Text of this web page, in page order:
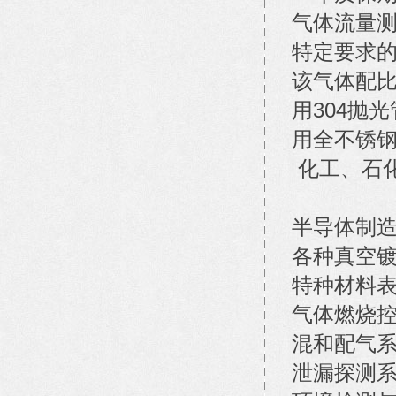
气体流量
特定要求
该气体配
用304抛
用全不锈
化工、石
半导体制
各种真空
特种材料
气体燃烧
混和配气
泄漏探测